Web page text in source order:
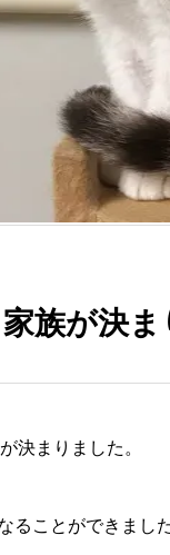
族が決
決まりました。
ることができました